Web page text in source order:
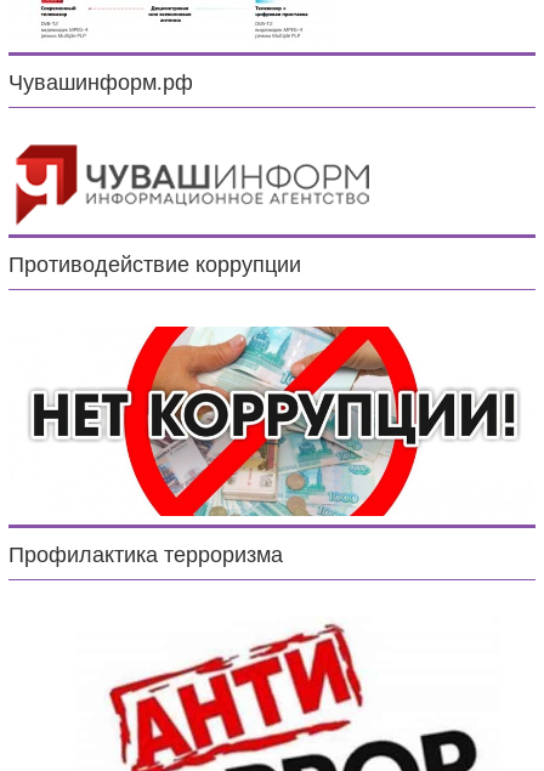
Чувашинформ.рф
Противодействие коррупции
Профилактика терроризма